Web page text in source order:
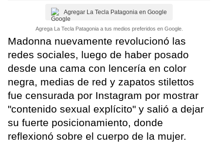
Agregar La Tecla Patagonia en Google
Agrega La Tecla Patagonia a tus medios preferidos en Google.
Madonna nuevamente revolucionó las
redes sociales, luego de haber posado
desde una cama con lencería en color
negra, medias de red y zapatos stilettos
fue censurada por Instagram por mostrar
"contenido sexual explícito" y salió a dejar
su fuerte posicionamiento, donde
reflexionó sobre el cuerpo de la mujer.